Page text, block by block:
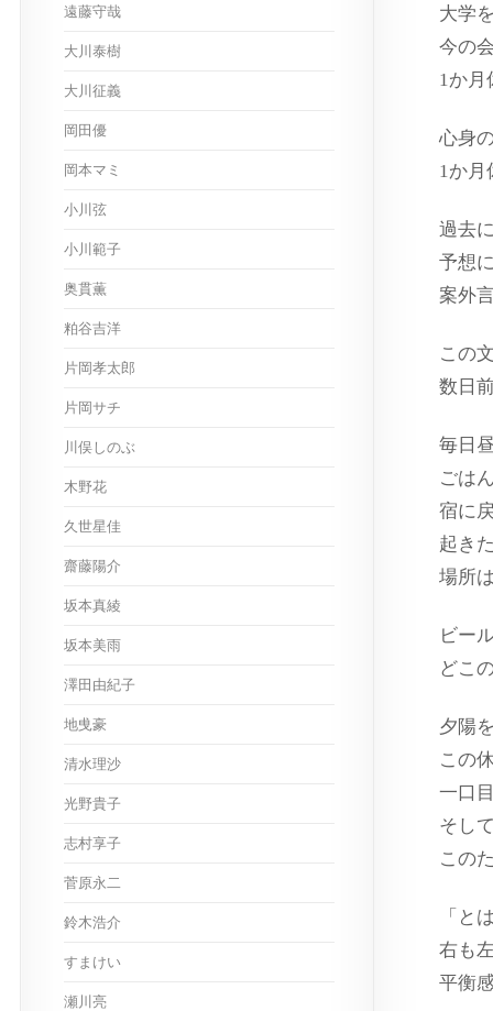
大学
今の
1か月
心身
1か月
過去
予想
案外
この
数日
毎日
ごは
宿に
起き
場所
ビー
どこ
夕陽
この
一口
そし
この
「と
右も
平衡
遠藤守哉
大川泰樹
大川征義
岡田優
岡本マミ
小川弦
小川範子
奥貫薫
粕谷吉洋
片岡孝太郎
片岡サチ
川俣しのぶ
木野花
久世星佳
齋藤陽介
坂本真綾
坂本美雨
澤田由紀子
地曵豪
清水理沙
光野貴子
志村享子
菅原永二
鈴木浩介
すまけい
瀬川亮